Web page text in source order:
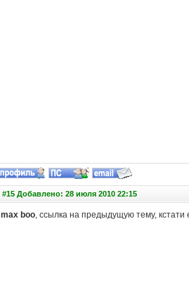
#15 Добавлено: 28 июля 2010 22:15
max boo, ссылка на предыдущую тему,